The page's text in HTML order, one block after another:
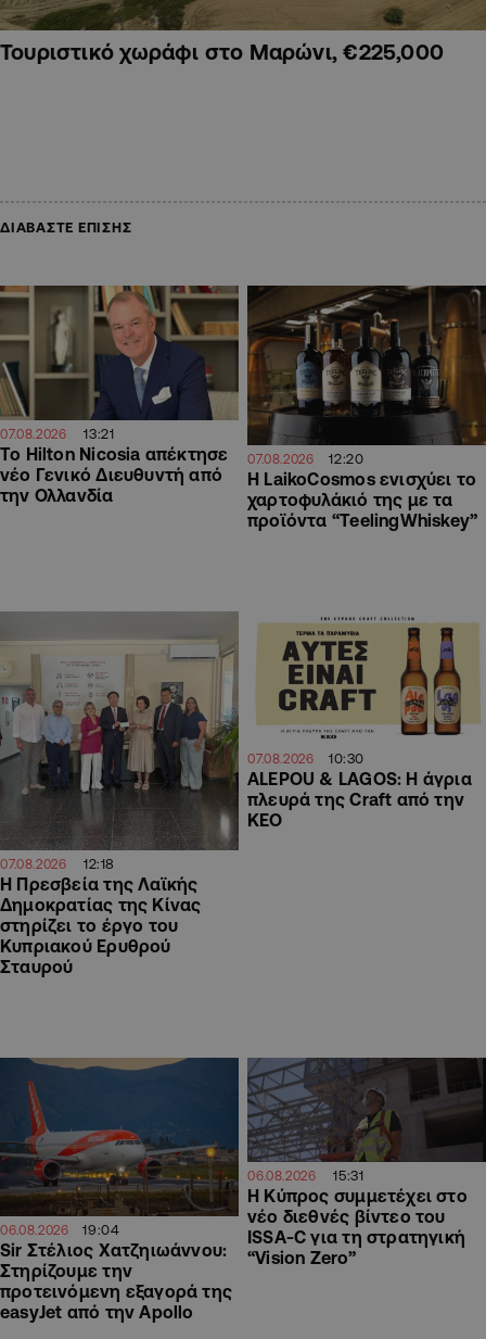
Τουριστικό χωράφι στο Μαρώνι, €225,000
ΔΙΑΒΑΣΤΕ ΕΠΙΣΗΣ
07.08.2026 13:21
Το Hilton Nicosia απέκτησε
νέο Γενικό Διευθυντή από
την Ολλανδία
07.08.2026 12:20
Η LaikoCosmos ενισχύει το
χαρτοφυλάκιό της με τα
προϊόντα “TeelingWhiskey”
07.08.2026 12:18
Η Πρεσβεία της Λαϊκής
Δημοκρατίας της Κίνας
στηρίζει το έργο του
Κυπριακού Ερυθρού
Σταυρού
07.08.2026 10:30
ALEPOU & LAGOS: Η άγρια
πλευρά της Craft από την
ΚΕΟ
06.08.2026 19:04
Sir Στέλιος Χατζηιωάννου:
Στηρίζουμε την
προτεινόμενη εξαγορά της
easyJet από την Apollo
06.08.2026 15:31
Η Κύπρος συμμετέχει στο
νέο διεθνές βίντεο του
ISSA-C για τη στρατηγική
“Vision Zero”